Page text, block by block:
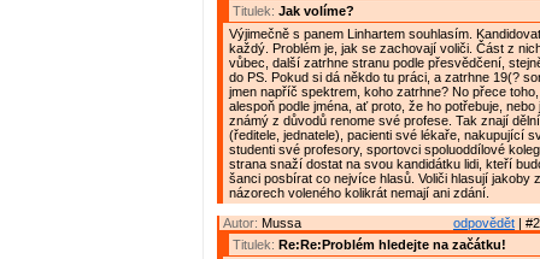
Titulek: Jak volíme?
Výjimečně s panem Linhartem souhlasím.
každý. Problém je, jak se zachovají voliči. Část z
vůbec, další zatrhne stranu podle přesvědčení,
do PS. Pokud si dá někdo tu práci, a zatrhne 19(?
jmen napříč spektrem, koho zatrhne? No přece
alespoň podle jména, ať proto, že ho potřebuje, nebo
známý z důvodů renome své profese. Tak znají
(ředitele, jednatele), pacienti své lékaře, nakupující
studenti své profesory, sportovci spoluoddílové
strana snaží dostat na svou kandidátku lidi, kteří
šanci posbírat co nejvíce hlasů. Voliči hlasují jakoby
názorech voleného kolikrát nemají ani zdání.
odpovědět |
Autor: Mussa
Titulek: Re:Re:Problém hledejte na začátku!